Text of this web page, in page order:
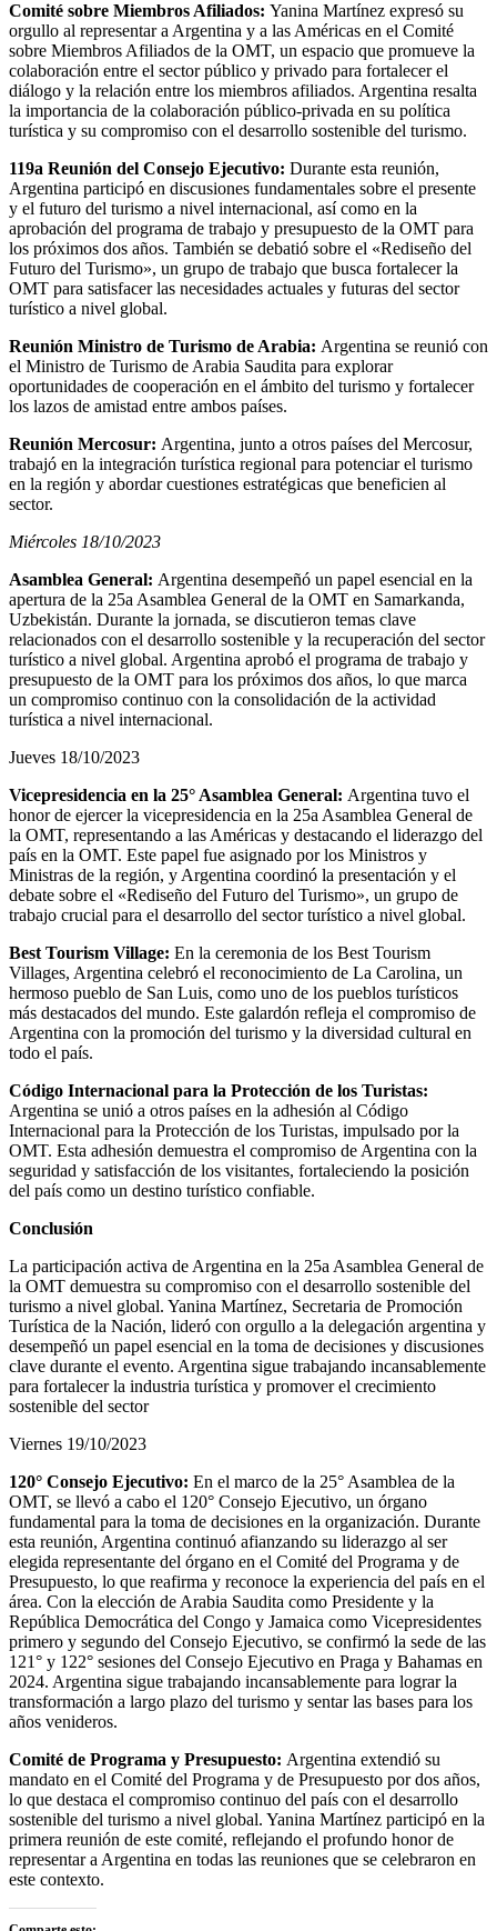
Comité sobre Miembros Afiliados: Yanina Martínez expresó su
orgullo al representar a Argentina y a las Américas en el Comité
sobre Miembros Afiliados de la OMT, un espacio que promueve la
colaboración entre el sector público y privado para fortalecer el
diálogo y la relación entre los miembros afiliados. Argentina resalta
la importancia de la colaboración público-privada en su política
turística y su compromiso con el desarrollo sostenible del turismo.
119a Reunión del Consejo Ejecutivo: Durante esta reunión,
Argentina participó en discusiones fundamentales sobre el presente
y el futuro del turismo a nivel internacional, así como en la
aprobación del programa de trabajo y presupuesto de la OMT para
los próximos dos años. También se debatió sobre el «Rediseño del
Futuro del Turismo», un grupo de trabajo que busca fortalecer la
OMT para satisfacer las necesidades actuales y futuras del sector
turístico a nivel global.
Reunión Ministro de Turismo de Arabia: Argentina se reunió con
el Ministro de Turismo de Arabia Saudita para explorar
oportunidades de cooperación en el ámbito del turismo y fortalecer
los lazos de amistad entre ambos países.
Reunión Mercosur: Argentina, junto a otros países del Mercosur,
trabajó en la integración turística regional para potenciar el turismo
en la región y abordar cuestiones estratégicas que beneficien al
sector.
Miércoles 18/10/2023
Asamblea General: Argentina desempeñó un papel esencial en la
apertura de la 25a Asamblea General de la OMT en Samarkanda,
Uzbekistán. Durante la jornada, se discutieron temas clave
relacionados con el desarrollo sostenible y la recuperación del sector
turístico a nivel global. Argentina aprobó el programa de trabajo y
presupuesto de la OMT para los próximos dos años, lo que marca
un compromiso continuo con la consolidación de la actividad
turística a nivel internacional.
Jueves 18/10/2023
Vicepresidencia en la 25° Asamblea General: Argentina tuvo el
honor de ejercer la vicepresidencia en la 25a Asamblea General de
la OMT, representando a las Américas y destacando el liderazgo del
país en la OMT. Este papel fue asignado por los Ministros y
Ministras de la región, y Argentina coordinó la presentación y el
debate sobre el «Rediseño del Futuro del Turismo», un grupo de
trabajo crucial para el desarrollo del sector turístico a nivel global.
Best Tourism Village: En la ceremonia de los Best Tourism
Villages, Argentina celebró el reconocimiento de La Carolina, un
hermoso pueblo de San Luis, como uno de los pueblos turísticos
más destacados del mundo. Este galardón refleja el compromiso de
Argentina con la promoción del turismo y la diversidad cultural en
todo el país.
Código Internacional para la Protección de los Turistas:
Argentina se unió a otros países en la adhesión al Código
Internacional para la Protección de los Turistas, impulsado por la
OMT. Esta adhesión demuestra el compromiso de Argentina con la
seguridad y satisfacción de los visitantes, fortaleciendo la posición
del país como un destino turístico confiable.
Conclusión
La participación activa de Argentina en la 25a Asamblea General de
la OMT demuestra su compromiso con el desarrollo sostenible del
turismo a nivel global. Yanina Martínez, Secretaria de Promoción
Turística de la Nación, lideró con orgullo a la delegación argentina y
desempeñó un papel esencial en la toma de decisiones y discusiones
clave durante el evento. Argentina sigue trabajando incansablemente
para fortalecer la industria turística y promover el crecimiento
sostenible del sector
Viernes 19/10/2023
120° Consejo Ejecutivo: En el marco de la 25° Asamblea de la
OMT, se llevó a cabo el 120° Consejo Ejecutivo, un órgano
fundamental para la toma de decisiones en la organización. Durante
esta reunión, Argentina continuó afianzando su liderazgo al ser
elegida representante del órgano en el Comité del Programa y de
Presupuesto, lo que reafirma y reconoce la experiencia del país en el
área. Con la elección de Arabia Saudita como Presidente y la
República Democrática del Congo y Jamaica como Vicepresidentes
primero y segundo del Consejo Ejecutivo, se confirmó la sede de las
121° y 122° sesiones del Consejo Ejecutivo en Praga y Bahamas en
2024. Argentina sigue trabajando incansablemente para lograr la
transformación a largo plazo del turismo y sentar las bases para los
años venideros.
Comité de Programa y Presupuesto: Argentina extendió su
mandato en el Comité del Programa y de Presupuesto por dos años,
lo que destaca el compromiso continuo del país con el desarrollo
sostenible del turismo a nivel global. Yanina Martínez participó en la
primera reunión de este comité, reflejando el profundo honor de
representar a Argentina en todas las reuniones que se celebraron en
este contexto.